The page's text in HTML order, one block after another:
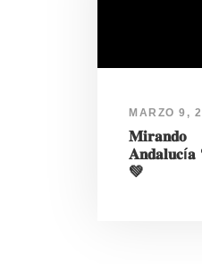
MARZO 9,
𝐌𝐢𝐫𝐚𝐧𝐝𝐨
𝐀𝐧𝐝𝐚𝐥𝐮𝐜í𝐚
💚